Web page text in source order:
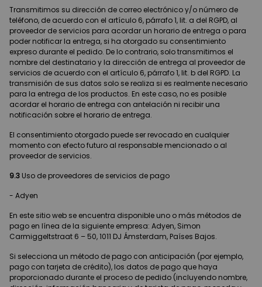
Transmitimos su dirección de correo electrónico y/o número de
teléfono, de acuerdo con el artículo 6, párrafo 1, lit. a del RGPD, al
proveedor de servicios para acordar un horario de entrega o para
poder notificar la entrega, si ha otorgado su consentimiento
expreso durante el pedido. De lo contrario, solo transmitimos el
nombre del destinatario y la dirección de entrega al proveedor de
servicios de acuerdo con el artículo 6, párrafo 1, lit. b del RGPD. La
transmisión de sus datos solo se realiza si es realmente necesario
para la entrega de los productos. En este caso, no es posible
acordar el horario de entrega con antelación ni recibir una
notificación sobre el horario de entrega.
El consentimiento otorgado puede ser revocado en cualquier
momento con efecto futuro al responsable mencionado o al
proveedor de servicios.
9.3 Uso de proveedores de servicios de pago
- Adyen
En este sitio web se encuentra disponible uno o más métodos de
pago en línea de la siguiente empresa: Adyen, Simon
Carmiggeltstraat 6 – 50, 1011 DJ Ámsterdam, Países Bajos.
Si selecciona un método de pago con anticipación (por ejemplo,
pago con tarjeta de crédito), los datos de pago que haya
proporcionado durante el proceso de pedido (incluyendo nombre,